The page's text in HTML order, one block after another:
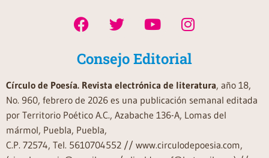
Consejo Editorial
Círculo de Poesía. Revista electrónica de literatura, año 18,
No. 960, febrero de 2026 es una publicación semanal editada
por Territorio Poético A.C., Azabache 136-A, Lomas del
mármol, Puebla, Puebla,
C.P. 72574, Tel. 5610704552 // www.circulodepoesia.com,